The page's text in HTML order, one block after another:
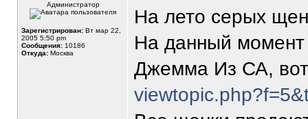
Администратор
Зарегистрирован: Вт мар 22,
2005 5:50 pm
Сообщения: 10186
Откуда: Москва
На лето серых
На данный момент
Джемма Из СА,